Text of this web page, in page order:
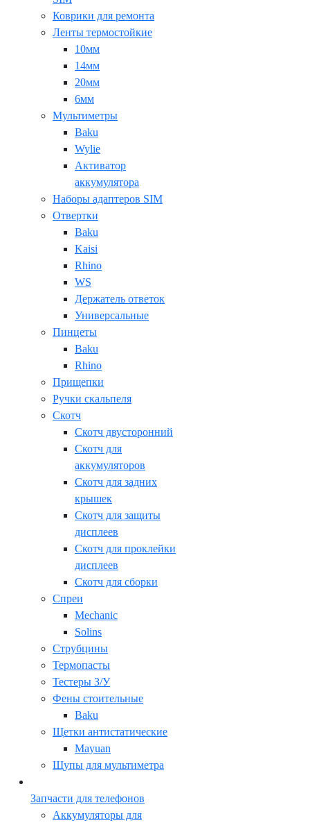
Коврики для ремонта
Ленты термостойкие
10мм
14мм
20мм
6мм
Мультиметры
Baku
Wylie
Активатор
аккумулятора
Наборы адаптеров SIM
Отвертки
Baku
Kaisi
Rhino
WS
Держатель ответок
Универсальные
Пинцеты
Baku
Rhino
Прищепки
Ручки скальпеля
Скотч
Скотч двусторонний
Скотч для
аккумуляторов
Скотч для задних
крышек
Скотч для защиты
дисплеев
Скотч для проклейки
дисплеев
Скотч для сборки
Спреи
Mechanic
Solins
Струбцины
Термопасты
Тестеры З/У
Фены стоительные
Baku
Щетки антистатические
Mayuan
Щупы для мультиметра
Запчасти для телефонов
Аккумуляторы для